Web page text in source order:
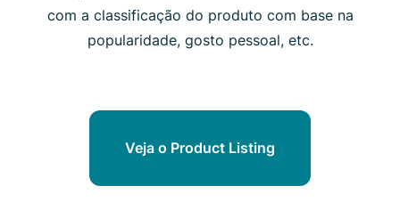
com a classificação do produto com base na
popularidade, gosto pessoal, etc.
Veja o Product Listing